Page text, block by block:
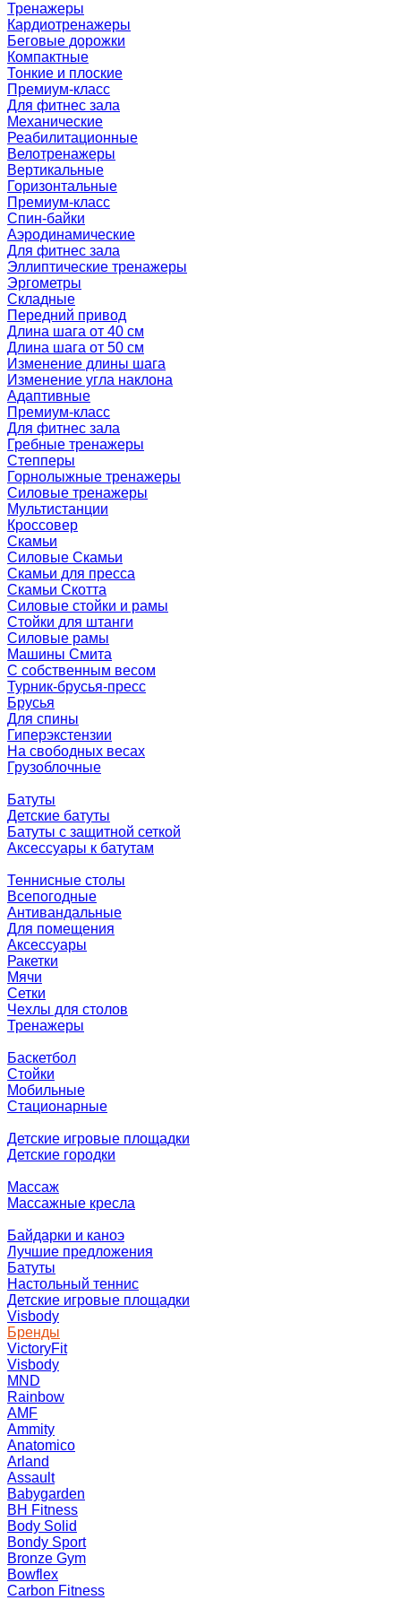
Тренажеры
Кардиотренажеры
Беговые дорожки
Компактные
Тонкие и плоские
Премиум-класс
Для фитнес зала
Механические
Реабилитационные
Велотренажеры
Вертикальные
Горизонтальные
Премиум-класс
Спин-байки
Аэродинамические
Для фитнес зала
Эллиптические тренажеры
Эргометры
Складные
Передний привод
Длина шага от 40 см
Длина шага от 50 см
Изменение длины шага
Изменение угла наклона
Адаптивные
Премиум-класс
Для фитнес зала
Гребные тренажеры
Степперы
Горнолыжные тренажеры
Силовые тренажеры
Мультистанции
Кроссовер
Скамьи
Силовые Скамьи
Скамьи для пресса
Скамьи Скотта
Силовые стойки и рамы
Стойки для штанги
Силовые рамы
Машины Смита
C собственным весом
Турник-брусья-пресс
Брусья
Для спины
Гиперэкстензии
На свободных весах
Грузоблочные
Батуты
Детские батуты
Батуты с защитной сеткой
Аксессуары к батутам
Теннисные столы
Всепогодные
Антивандальные
Для помещения
Аксессуары
Ракетки
Мячи
Сетки
Чехлы для столов
Тренажеры
Баскетбол
Стойки
Мобильные
Стационарные
Детские игровые площадки
Детские городки
Массаж
Массажные кресла
Байдарки и каноэ
Лучшие предложения
Батуты
Настольный теннис
Детские игровые площадки
Visbody
Бренды
VictoryFit
Visbody
MND
Rainbow
AMF
Ammity
Anatomico
Arland
Assault
Babygarden
BH Fitness
Body Solid
Bondy Sport
Bronze Gym
Bowflex
Carbon Fitness